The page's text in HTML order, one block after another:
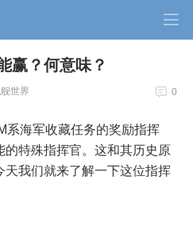
赢？何意味？
世界 0
系海军收藏任务的奖励指挥
特殊指挥官。这和其历史原
我们就来了解一下这位指挥